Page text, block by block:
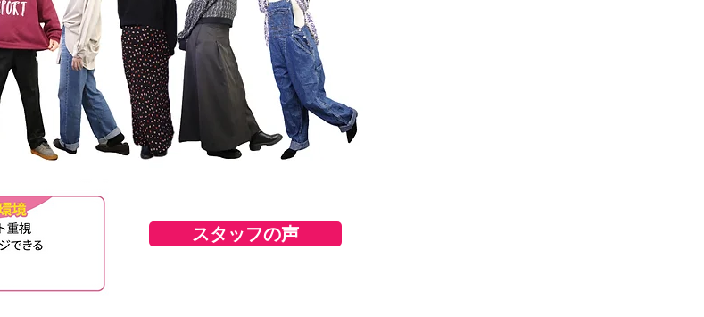
スタッフの声